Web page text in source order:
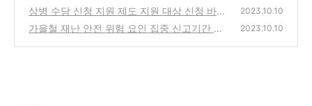
상병 수당 신청 지원 제도 지원 대상 신청 바로
가기
(0)
2023.10.10
가을철 재난 안전 위험 요인 집중 신고기간 포
2023.10.10